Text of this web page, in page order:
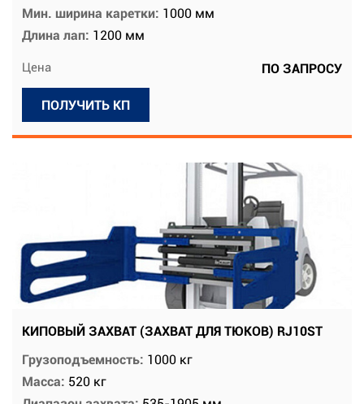
Мин. ширина каретки: 1000 мм
Длина лап: 1200 мм
Цена ПО ЗАПРОСУ
ПОЛУЧИТЬ КП
КИПОВЫЙ ЗАХВАТ (ЗАХВАТ ДЛЯ ТЮКОВ) RJ10ST
Грузоподъемность: 1000 кг
Масса: 520 кг